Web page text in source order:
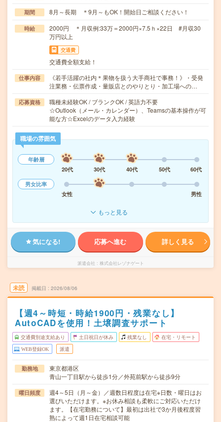
期間 8月～長期 ＊9月～もOK！開始日ご相談ください！
時給
2000円 ＊月収例:33万＝2000円×7.5ｈ×22日 #月収30
万円以上
交通費
交通費全額支給！
仕事内容
《若手活躍の社内＊果物を扱う大手商社で事務！》・受発
注業務・伝票作成・量販店とのやりとり・加工場への…
応募資格
職種未経験OK / ブランクOK / 英語力不要
☆Outlook（メール・カレンダー）、Teamsの基本操作が可
能な方☆Excelのデータ入力経験
職場の雰囲気
年齢層
20代
30代 40代 50代
60代
男女比率
女性
男性
もっと見る
気になる! 応募へ進む 詳しく見る
派遣会社 株式会社レゾナゲート
未読 掲載日 2026/08/06
【週4～時短・時給1900円・残業なし】
AutoCADを使用！土壌調査サポート
交通費別途支給あり 土日祝日が休み 残業なし 在宅・リモート
WEB登録OK 派遣
勤務地
東京都港区
青山一丁目駅から徒歩1分／外苑前駅から徒歩9分
曜日頻度
週4～5日（月～金）／週数日程度は在宅※日数・曜日はお
選びいただけます。※お休み相談も柔軟にご対応いただけ
ます。【在宅勤務について】最初は出社で3か月後程度習
熟によって週1日在宅相談可能